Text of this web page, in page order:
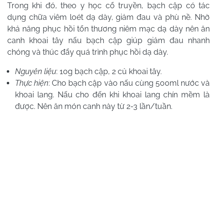
Trong khi đó, theo y học cổ truyền, bạch cập có tác
dụng chữa viêm loét dạ dày, giảm đau và phù nề. Nhờ
khả năng phục hồi tổn thương niêm mạc dạ dày nên ăn
canh khoai tây nấu bạch cập giúp giảm đau nhanh
chóng và thúc đẩy quá trình phục hồi dạ dày.
Nguyên liệu: 10g bạch cập, 2 củ khoai tây.
Thực hiện: Cho bạch cập vào nấu cùng 500ml nước và
khoai lang. Nấu cho đến khi khoai lang chín mềm là
được. Nên ăn món canh này từ 2-3 lần/tuần.